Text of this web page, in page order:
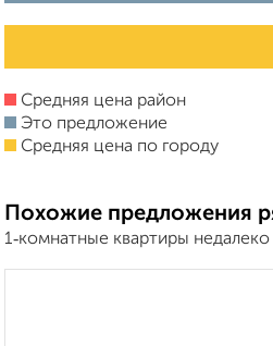
Средняя цена район
Это предложение
Средняя цена по городу
Похожие предложения
1‑комнатные квартиры